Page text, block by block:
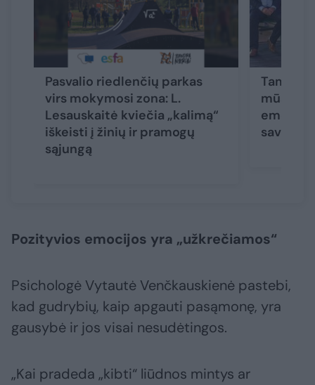
Pasvalio riedlenčių parkas
virs mokymosi zona: L.
Lesauskaitė kviečia „kalimą“
iškeisti į žinių ir pramogų
sąjungą
mūsų
Pozityvios emocijos yra „užkrečiamos“
Psichologė Vytautė Venčkauskienė pastebi,
kad gudrybių, kaip apgauti pasąmonę, yra
gausybė ir jos visai nesudėtingos.
„Kai pradeda „kibti“ liūdnos mintys ar